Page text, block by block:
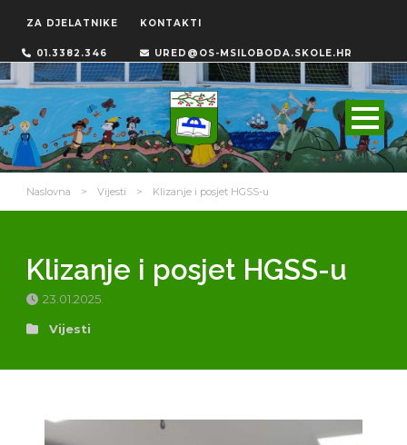
ZA DJELATNIKE KONTAKTI
01.3382.346 URED@OS-MSILOBODA.SKOLE.HR
Naslovna > Vijesti > Klizanje i posjet HGSS-u
Klizanje i posjet HGSS-u
23.01.2025.
Vijesti